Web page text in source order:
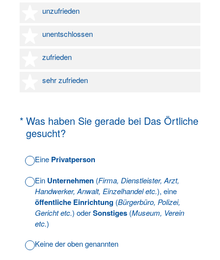
unzufrieden
2 Sterne
unentschlossen
3 Sterne
zufrieden
4 Sterne
sehr zufrieden
5 Sterne
* Was haben Sie gerade bei Das Örtliche
gesucht?
(Erforderlich.)
Eine Privatperson
Ein Unternehmen (Firma, Dienstleister, Arzt,
Handwerker, Anwalt, Einzelhandel etc.), eine
öffentliche Einrichtung (Bürgerbüro, Polizei,
Gericht etc.) oderSonstiges (Museum, Verein
etc.)
Keine der oben genannten